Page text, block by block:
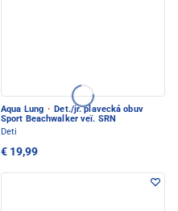
Aqua Lung · Det./jr. plavecká obuv
Sport Beachwalker veï. SRN
Deti
€ 19,99